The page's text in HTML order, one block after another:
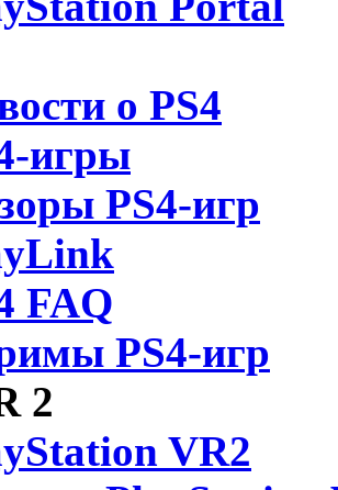
о PS4
игры
PS4-игр
FAQ
PS4-игр
2
VR2